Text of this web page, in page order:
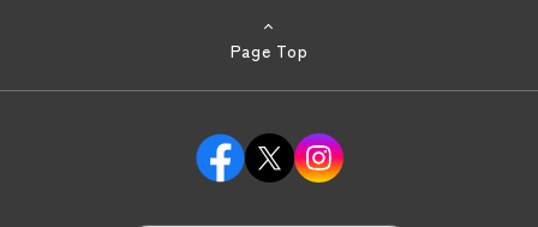
Page Top